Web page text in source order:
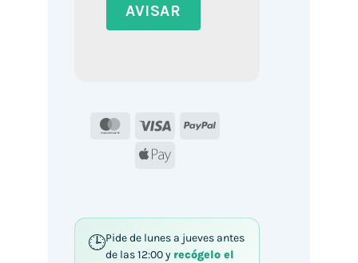
MasterCard
Visa
PayPal
Apple
Pide de lunes a jueves antes
de las 12:00 y recógelo el